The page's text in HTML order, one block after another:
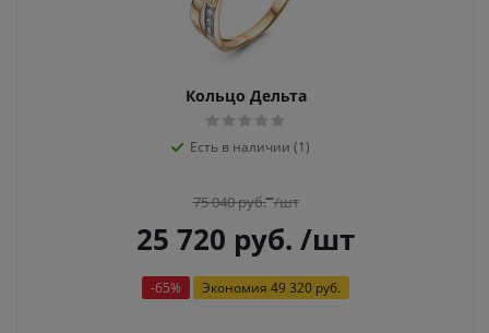
Кольцо Дельта
Есть в наличии (1)
75 040руб. /шт
25 720 руб. /шт
-65% Экономия 49 320 руб.